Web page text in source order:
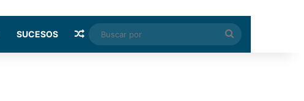
SUCESOS Random Article
Buscar
por